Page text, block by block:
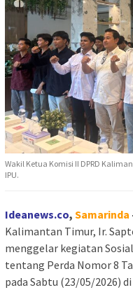
Wakil Ketua Komisi II DPRD
IPU.
Ideanews.co, Samarinda
Kalimantan Timur, Ir.
menggelar kegiatan
tentang Perda Nomor 8
pada Sabtu (23/05/2026)